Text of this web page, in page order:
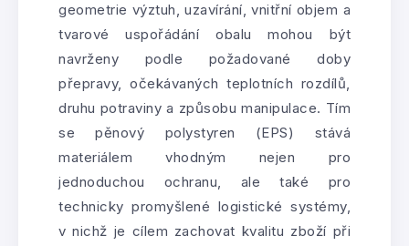
geometrie výztuh, uzavírání, vnitřní objem a
tvarové uspořádání obalu mohou být
navrženy podle požadované doby
přepravy, očekávaných teplotních rozdílů,
druhu potraviny a způsobu manipulace. Tím
se pěnový polystyren (EPS) stává
materiálem vhodným nejen pro
jednoduchou ochranu, ale také pro
technicky promyšlené logistické systémy,
v nichž je cílem zachovat kvalitu zboží při